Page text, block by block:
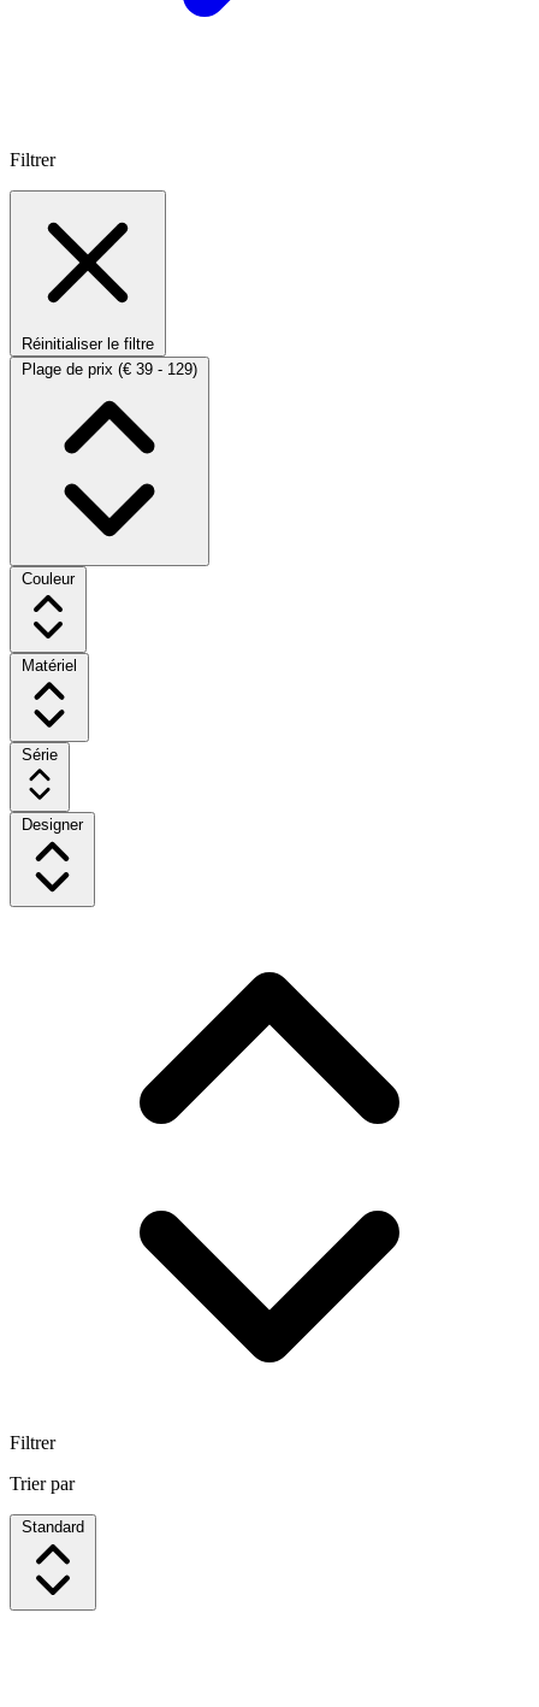
Filtrer
Réinitialiser le filtre
Plage de prix (€ 39 - 129)
Couleur
Matériel
Série
Designer
Filtrer
Trier par
Standard